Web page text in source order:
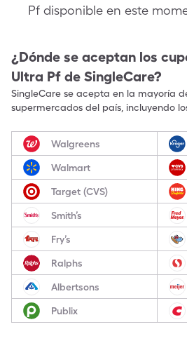
Pf disponible en este
¿Dónde se aceptan los
Ultra Pf de SingleCare?
SingleCare se acepta en la mayoría
supermercados del país, incluyendo
Walgreens
Walmart
Target (CVS)
Smith’s
Fry’s
Ralphs
Albertsons
Publix